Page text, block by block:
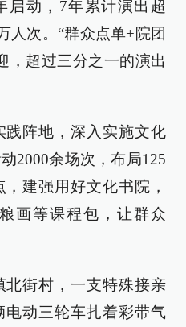
启动，7年累计演出超
人次。“群众点单+院团
，超过三分之一的演出
阵地，深入实施文化
2000余场次，布局125
建强用好文化书院，
画等课程包，让群众
北街村，一支特殊接亲
动三轮车扎着彩带气